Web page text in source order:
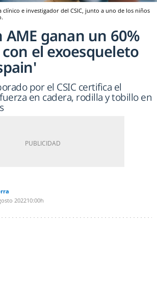
clínico e investigador del CSIC, junto a uno de los niños
AME ganan un 60%
el exoesqueleto
por el CSIC certifica el
en cadera, rodilla y tobillo en
202210:00h